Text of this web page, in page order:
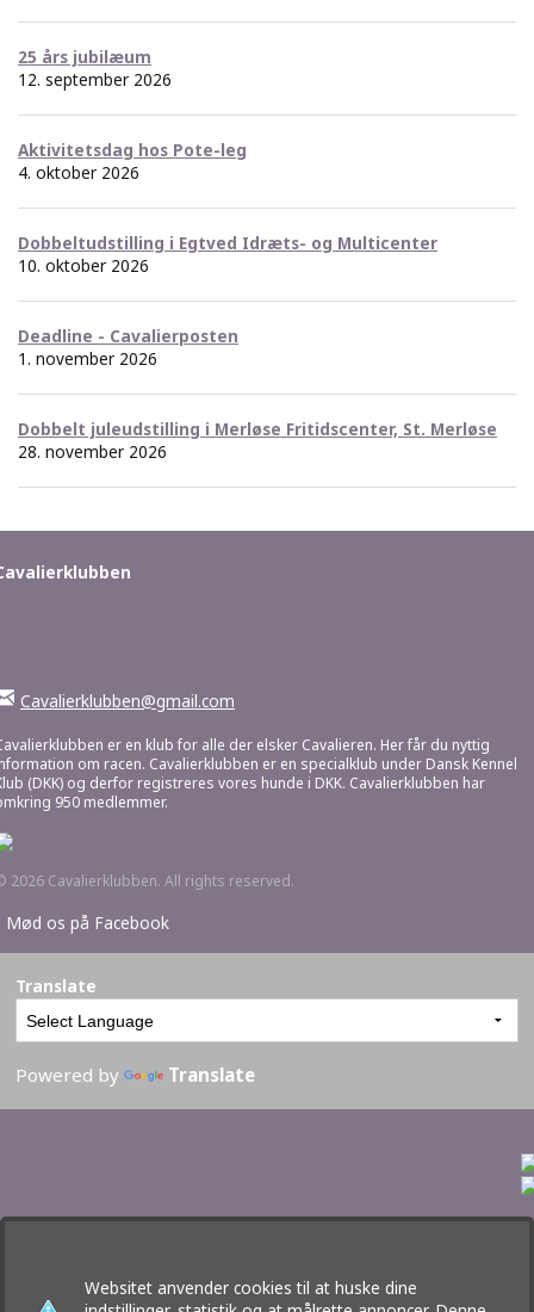
25 års jubilæum
12. september 2026
Aktivitetsdag hos Pote-leg
4. oktober 2026
Dobbeltudstilling i Egtved Idræts- og Multicenter
10. oktober 2026
Deadline - Cavalierposten
1. november 2026
Dobbelt juleudstilling i Merløse Fritidscenter, St. Merløse
28. november 2026
Cavalierklubben@gmail.com
er en klub for alle der elsker Cavalieren. Her får du nyttig
om racen. Cavalierklubben er en specialklub under Dansk Kennel
(DKK) og derfor registreres vores hunde i DKK. Cavalierklubben har
950 medlemmer.
2026 Cavalierklubben. All rights reserved.
Mød os på Facebook
Translate
Powered by Translate
Websitet anvender cookies til at huske dine